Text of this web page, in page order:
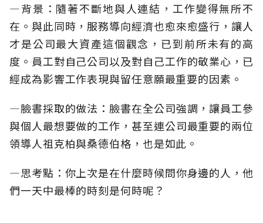
—背景：隨著不斷地與人連結，工作變得無所不
在。與此同時，服務導向經濟也愈來愈盛行，讓人
才是公司最大資產這個觀念，已到前所未有的高
度。員工對自己公司以及對自己工作的敬業心，已
經成為影響工作表現與留任意願最重要的因素。
—臉書採取的做法：臉書在全公司強調，讓員工參
與個人最想要做的工作，甚至連公司最重要的兩位
領導人祖克柏與桑德伯格，也是如此。
—思考點：你上次是在什麼時候問你身邊的人，他
們一天中最棒的時刻是何時呢？